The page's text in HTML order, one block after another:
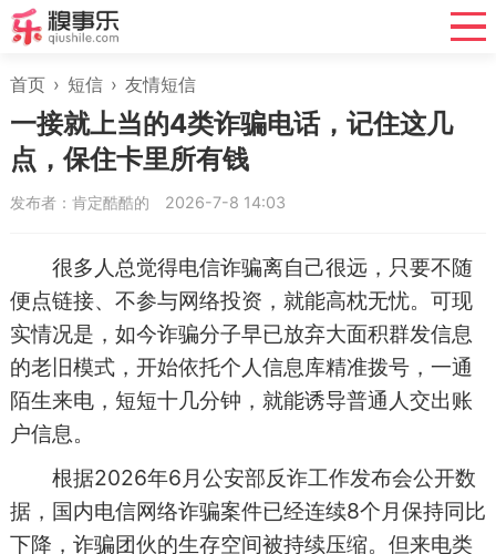
首页 › 短信 › 友情短信
一接就上当的4类诈骗电话，记住这几
点，保住卡里所有钱
发布者：肯定酷酷的 2026-7-8 14:03
很多人总觉得电信诈骗离自己很远，只要不随
便点链接、不参与网络投资，就能高枕无忧。可现
实情况是，如今诈骗分子早已放弃大面积群发信息
的老旧模式，开始依托个人信息库精准拨号，一通
陌生来电，短短十几分钟，就能诱导普通人交出账
户信息。
根据2026年6月公安部反诈工作发布会公开数
据，国内电信网络诈骗案件已经连续8个月保持同比
下降，诈骗团伙的生存空间被持续压缩。但来电类